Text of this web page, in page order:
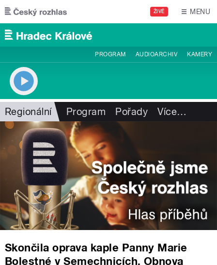
Přejít k hlavnímu obsahu
ŽIVĚ MENU
PROGRAM AUDIOARCHIV KAMERY
Regionální Program Pořady Více…
Skončila oprava kaple Panny Marie
Bolestné v Semechnicích. Obnova